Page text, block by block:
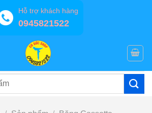
Hỗ trợ khách hàng
0945821522